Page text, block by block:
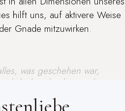
hilft uns, auf aktivere Weise
Gnade mitzuwirken.
was geschehen war,
dachte darüber nach.